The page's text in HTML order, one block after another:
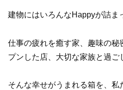
建物にはいろんなHappyが詰ま
仕事の疲れを癒す家、趣味の秘
プンした店、大切な家族と過ご
そんな幸せがうまれる箱を、私